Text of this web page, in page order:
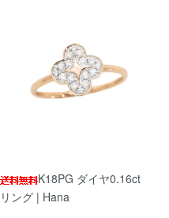
K18PG ダイヤ0.16ct
リング | Hana